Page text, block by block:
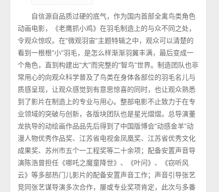
自信源自品质过硬的底气，作为国内首部全禽鸟类角色
动画电影，《老鹰抓小鸡》在羽毛制造上的与众不同之处，
令观众惊叹。在“微观羽宙”主题特辑之中，观众可以清楚的
看到一根根“小”羽毛，是怎么样渐渐羽翼丰满，最后变成一
个角色，直到构建出“大”而完整的“智鸟”世界。制造团队也非
常用心的向观众科学普及了鸟类在身体各部位的羽毛名儿与
质感呈现，让观众感觉到有意思惊喜的同时，也让观众熟悉
到了影片在制造上的专业与用心。整部电影不止致力于在专
业领域的突破与创新，各版块团队也是星光熠熠。总导演董
龙执导的动绘画作品品先后得到了中国版博会“动感金羊”动
漫人物优秀作品奖、江苏省电视金凤凰奖、江苏省优秀文化
成果奖、苏州市五个一工程奖等二十余项；配备安置声音导
演陈浩曾担任《哪吒之魔童降世》、《叶问》、《窃听风
云》等多部热门儿影片的配备安置声音工作；声音引导张艺
竞同张艺谋导演多次合作，屡或专业奖项肯定，此次与多番